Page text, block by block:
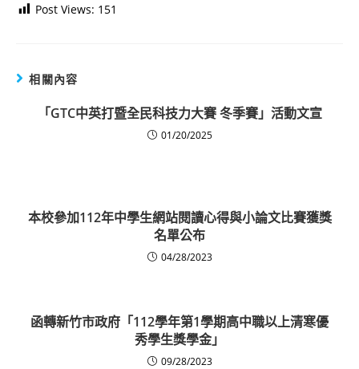
Post Views: 151
相關內容
「GTC中英打暨全民科技力大賽 冬季賽」活動文宣
01/20/2025
本校參加112年中學生網站閱讀心得與小論文比賽獲獎
名單公布
04/28/2023
函轉新竹市政府「112學年第1學期高中職以上清寒優
秀學生獎學金」
09/28/2023